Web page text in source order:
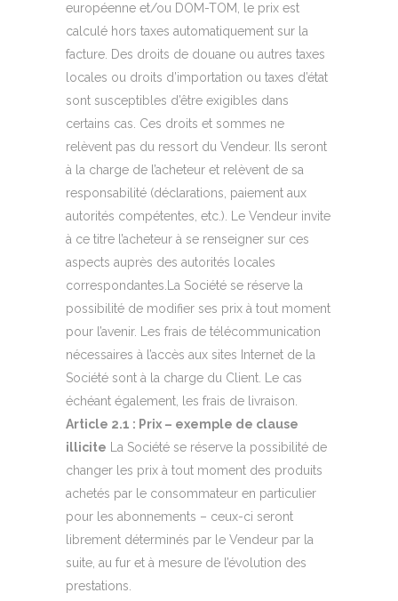
européenne et/ou DOM-TOM, le prix est
calculé hors taxes automatiquement sur la
facture. Des droits de douane ou autres taxes
locales ou droits d’importation ou taxes d’état
sont susceptibles d’être exigibles dans
certains cas. Ces droits et sommes ne
relèvent pas du ressort du Vendeur. Ils seront
à la charge de l’acheteur et relèvent de sa
responsabilité (déclarations, paiement aux
autorités compétentes, etc.). Le Vendeur invite
à ce titre l’acheteur à se renseigner sur ces
aspects auprès des autorités locales
correspondantes.La Société se réserve la
possibilité de modifier ses prix à tout moment
pour l’avenir. Les frais de télécommunication
nécessaires à l’accès aux sites Internet de la
Société sont à la charge du Client. Le cas
échéant également, les frais de livraison.
Article 2.1 : Prix – exemple de clause
illicite La Société se réserve la possibilité de
changer les prix à tout moment des produits
achetés par le consommateur en particulier
pour les abonnements – ceux-ci seront
librement déterminés par le Vendeur par la
suite, au fur et à mesure de l’évolution des
prestations.